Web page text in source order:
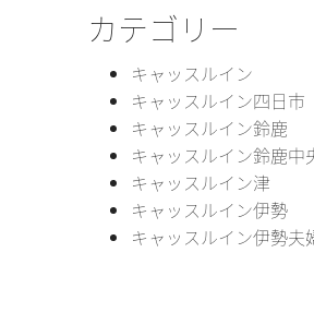
カテゴリー
キャッスルイン
キャッスルイン四日市
キャッスルイン鈴鹿
キャッスルイン鈴鹿中
キャッスルイン津
キャッスルイン伊勢
キャッスルイン伊勢夫